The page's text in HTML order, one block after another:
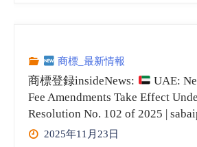
商標_最新情報
商標登録insideNews:
UAE:
Fee Amendments Take Effect
Resolution No. 102 of 2025 |
2025年11月23日